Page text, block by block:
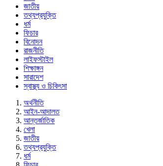
জাতীয়
তথ্যপ্রযুক্তি
ধর্ম
ফিচার
বিনোদন
রাজনীতি
লাইফস্টাইল
শিক্ষাঙ্গন
সারাদেশ
স্বাস্থ্য ও চিকিৎসা
অর্থনীতি
আইন-আদালত
আন্তর্জাতিক
খেলা
জাতীয়
তথ্যপ্রযুক্তি
ধর্ম